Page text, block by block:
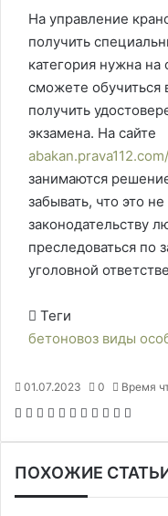
На управление
получить
категория нужна
сможете обучиться
получить
экзамена. На сайте
занимаются
забывать, что это
законодательству
преследоваться по
уголовной
Теги
бетоновоз виды
01.07.2023 0 Время
F
e
X P
t
В
н
О
о
M
s
M
s
W T
e
V
eа
ПОХОЖИЕ